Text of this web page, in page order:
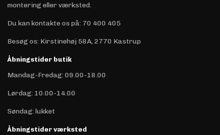
montering eller værksted.
Du kan kontakte os på: 70 400 405
Besøg os: Kirstinehøj 58A, 2770 Kastrup
Åbningstider butik
Mandag-Fredag: 09.00-18.00
Lørdag: 10.00-14.00
Søndag: lukket
Åbningstider værksted